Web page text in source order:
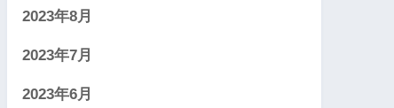
2023年8月
2023年7月
2023年6月